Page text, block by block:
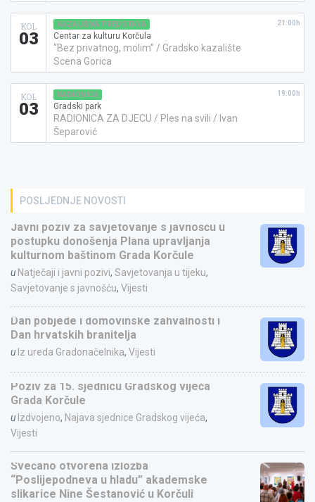
KOL
03
KAZALIŠNA PREDSTAVA
Centar za kulturu Korčula
“Bez privatnog, molim” / Gradsko kazalište
Scena Gorica
21:00h
KOL
03
RADIONICA
Gradski park
RADIONICA ZA DJECU / Ples na svili / Ivan
Šeparović
19:00h
POSLJEDNJE NOVOSTI
Javni poziv za savjetovanje s javnošću u
postupku donošenja Plana upravljanja
kulturnom baštinom Grada Korčule
u Natječaji i javni pozivi, Savjetovanja u tijeku,
Savjetovanje s javnošću, Vijesti
Dan pobjede i domovinske zahvalnosti i
Dan hrvatskih branitelja
u Iz ureda Gradonačelnika, Vijesti
Poziv za 15. sjednicu Gradskog vijeća
Grada Korčule
u Izdvojeno, Najava sjednice Gradskog vijeća,
Vijesti
Svečano otvorena izložba
“Poslijepodneva u hladu” akademske
slikarice Nine Šestanović u Korčuli